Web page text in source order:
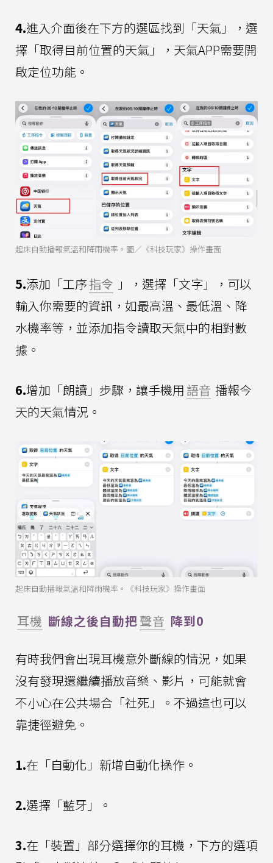
4.進入介面後在下方的選區找到「天氣」，選
擇「取得目前位置的天氣」，天氣APP需要開
啟定位功能。
起床自動播報氣溫和降雨機率。圖／《科技玩家》操作畫面
5.添加「工序指令 」，選擇「文字」，可以
輸入你需要的資訊，如最高溫、最低溫、降
水機率等，並添加指令讀取天氣中的相對數
據。
6.增加「朗讀」步驟，讓手機用 語音 播報今
天的天氣情況。
起床自動播報氣溫和降雨機率。《科技玩家》操作畫面
耳機 斷線之後自動把聲音 降到0
有時我們會出現耳機意外斷線的情況，如果
沒有發現還繼續播放音樂、影片，可能就會
不小心在公共場合「社死」。不過這也可以
靠捷徑避免。
1.在「自動化」新增自動化操作。
2.選擇「藍牙」。
3.在「裝置」部分選擇你的耳機，下方的選項